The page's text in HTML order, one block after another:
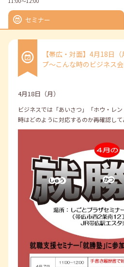
セミナー
【帯広・対面】4月18日
プ～こんな時のビジネス
4月18日（月）
ビジネスでは「あいさつ」「ホウ・レ
時はどのように対応するのか再確認して